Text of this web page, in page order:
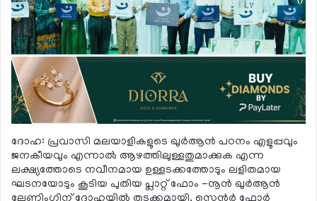
ദോഹ: പ്രവാസി മലയാളികളുടെ ഖുര്‍ആന്‍ പഠനം എളുപ്പവും
ജനകീയവും എന്നാല്‍ ആഴത്തിലുള്ളതുമാക്കുക എന്ന
ലക്ഷ്യത്തോടെ നവീനമായ ഉള്ളടക്കത്തോടും ലളിതമായ
ഘടനയോടും കൂടിയ പുതിയ പ്ലാറ്റ് ഫോം -നൂന്‍ ഖുര്‍ആന്‍